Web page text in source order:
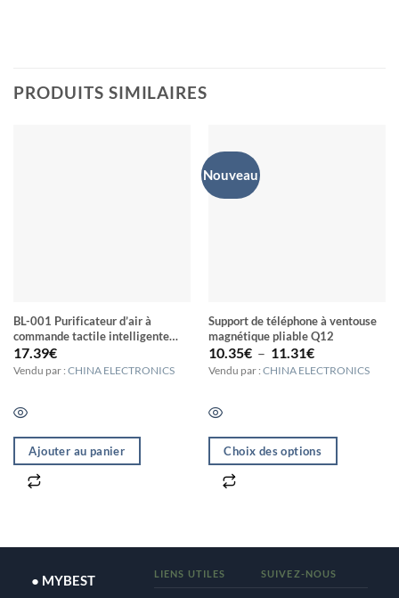
PRODUITS SIMILAIRES
BL-001 Purificateur d’air à
commande tactile intelligente
pour voiture / ménage Filtre à air
à ions négatifs (blanc)
17.39€
Vendu par : CHINA ELECTRONICS
Ajouter au panier
Nouveau
Support de téléphone à ventouse
magnétique pliable Q12
10.35€ – 11.31€Plage
de
Vendu par : CHINA ELECTRONICS
Choix des options
plusieurs
variations.
● MYBEST LIENS UTILES SUIVEZ-NOUS